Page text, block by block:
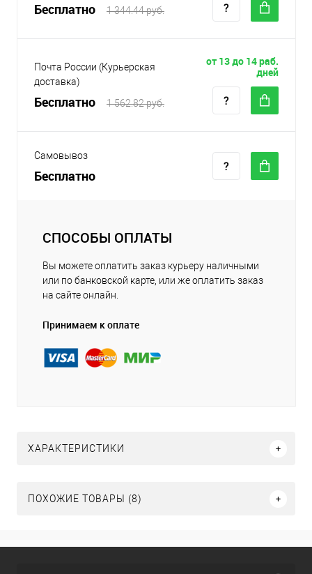
Бесплатно 1 344.44 руб.
Почта России (Курьерская
доставка)
Бесплатно 1 562.82 руб.
от 13 до 14 раб.
дней
Самовывоз
Бесплатно
СПОСОБЫ ОПЛАТЫ
Вы можете оплатить заказ курьеру наличными
или по банковской карте, или же оплатить заказ
на сайте онлайн.
Принимаем к оплате
ХАРАКТЕРИСТИКИ
ПОХОЖИЕ ТОВАРЫ (8)